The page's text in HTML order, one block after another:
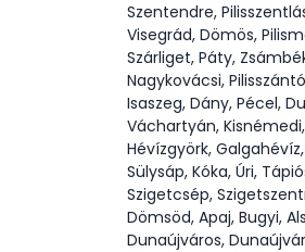
Szentendre,
Visegrád, Dömös,
Szárliget, Páty,
Nagykovácsi,
Isaszeg, Dány, Pécel,
Váchartyán,
Hévízgyörk,
Sülysáp, Kóka, Úri,
Szigetcsép,
Dömsöd, Apaj, Bugyi,
Dunaújváros,